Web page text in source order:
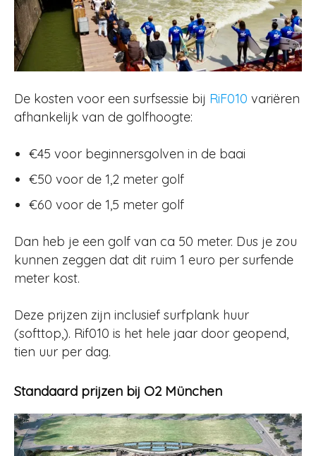
De kosten voor een surfsessie bij RiF010 variëren
afhankelijk van de golfhoogte:
€45 voor beginnersgolven in de baai
€50 voor de 1,2 meter golf
€60 voor de 1,5 meter golf
Dan heb je een golf van ca 50 meter. Dus je zou
kunnen zeggen dat dit ruim 1 euro per surfende
meter kost.
Deze prijzen zijn inclusief surfplank huur
(softtop,). Rif010 is het hele jaar door geopend,
tien uur per dag.
Standaard prijzen bij O2 München